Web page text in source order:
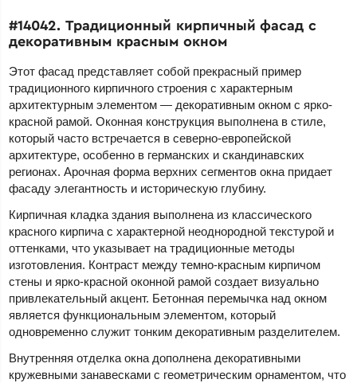
#14042. Традиционный кирпичный фасад с
декоративным красным окном
Этот фасад представляет собой прекрасный пример
традиционного кирпичного строения с характерным
архитектурным элементом — декоративным окном с ярко-
красной рамой. Оконная конструкция выполнена в стиле,
который часто встречается в северно-европейской
архитектуре, особенно в германских и скандинавских
регионах. Арочная форма верхних сегментов окна придает
фасаду элегантность и историческую глубину.
Кирпичная кладка здания выполнена из классического
красного кирпича с характерной неоднородной текстурой и
оттенками, что указывает на традиционные методы
изготовления. Контраст между темно-красным кирпичом
стены и ярко-красной оконной рамой создает визуально
привлекательный акцент. Бетонная перемычка над окном
является функциональным элементом, который
одновременно служит тонким декоративным разделителем.
Внутренняя отделка окна дополнена декоративными
кружевными занавесками с геометрическим орнаментом, что